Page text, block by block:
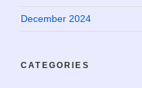
December 2024
CATEGORIES